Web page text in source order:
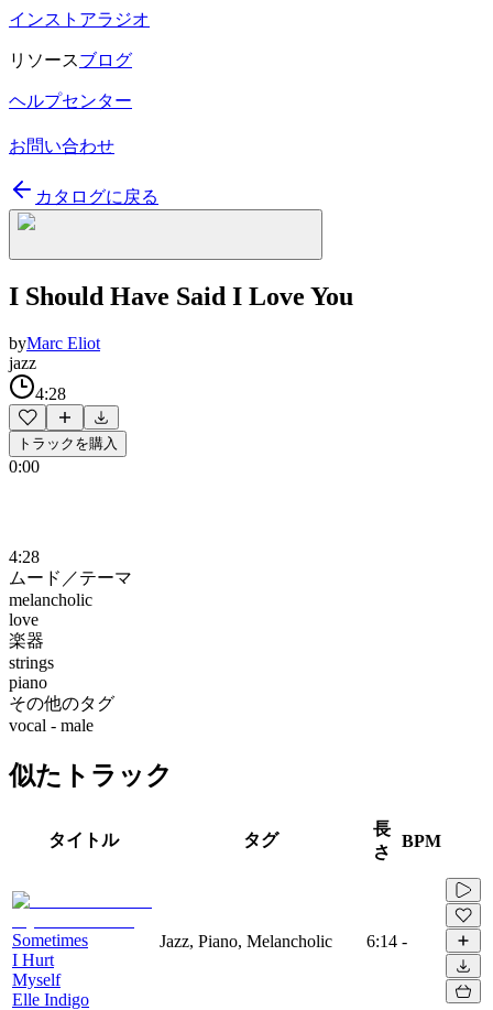
インストアラジオ
リソースブログ
ヘルプセンター
お問い合わせ
カタログに戻る
I Should Have Said I Love You
byMarc Eliot
jazz
4:28
トラックを購入
0:00
4:28
ムード／テーマ
melancholic
love
楽器
strings
piano
その他のタグ
vocal - male
似たトラック
タイトル タグ
長
さ
BPM
Sometimes
I Hurt
Myself
Elle Indigo
Jazz, Piano, Melancholic 6:14 -